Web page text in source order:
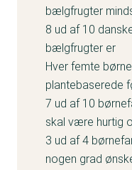
bælgfrugter
8 ud af 10
bælgfrugter er
Hver femte
plantebaserede
7 ud af 10
skal være hurtig
3 ud af 4
nogen grad